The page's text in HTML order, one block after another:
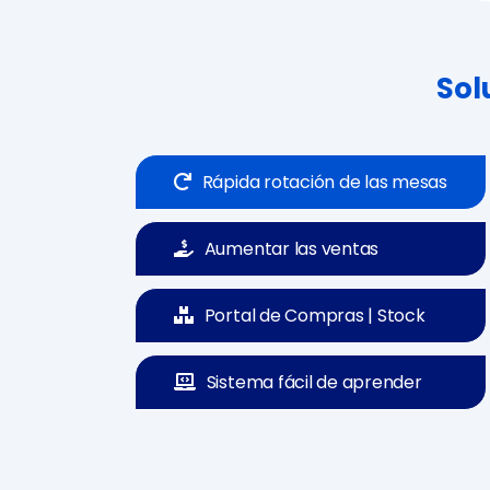
Rápida rotación de las mesas
Aumentar las ventas
Portal de Compras | Stock
Sistema fácil de aprender